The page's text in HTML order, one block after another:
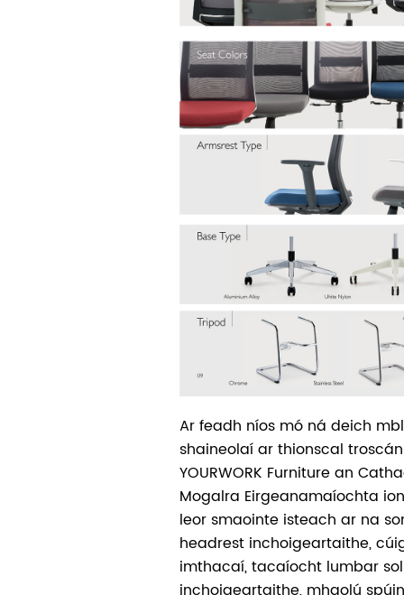
Ar feadh níos mó ná deich
shaineolaí ar thionscal
YOURWORK Furniture an
Mogalra Eirgeanamaíochta
leor smaointe isteach ar na
headrest inchoigeartaithe,
imthacaí, tacaíocht lumbar
inchoigeartaithe, mhaolú